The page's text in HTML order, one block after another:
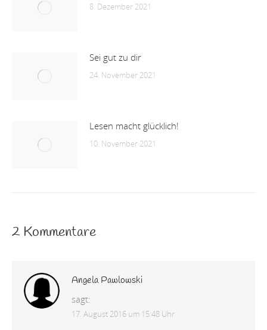
8. Dezember 2021
Sei gut zu dir
24. November 2021
Lesen macht glücklich!
10. November 2021
2 Kommentare
Angela Pawlowski
sagt:
17. August 2016 um 15:48 Uhr